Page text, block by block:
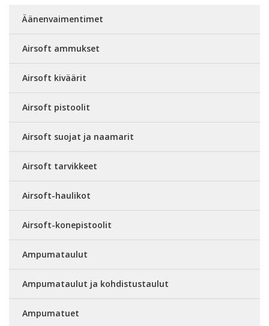
Äänenvaimentimet
Airsoft ammukset
Airsoft kiväärit
Airsoft pistoolit
Airsoft suojat ja naamarit
Airsoft tarvikkeet
Airsoft-haulikot
Airsoft-konepistoolit
Ampumataulut
Ampumataulut ja kohdistustaulut
Ampumatuet